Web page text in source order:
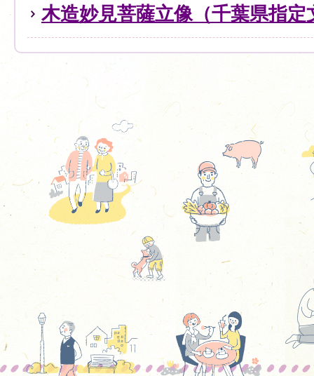
木造妙見菩薩立像（千葉県指定